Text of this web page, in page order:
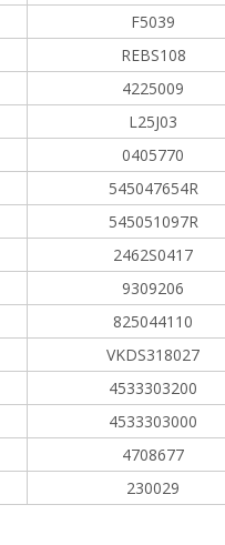
F5039
REBS108
4225009
L25J03
0405770
545047654R
545051097R
2462S0417
9309206
825044110
VKDS318027
4533303200
4533303000
4708677
230029